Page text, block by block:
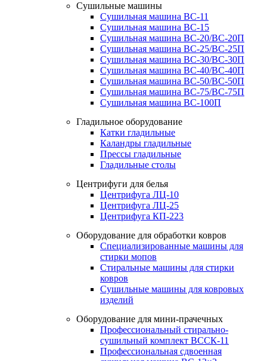
Сушильные машины
Сушильная машина ВС-11
Сушильная машина ВС-15
Сушильная машина ВС-20/ВС-20П
Сушильная машина ВС-25/ВС-25П
Сушильная машина ВС-30/ВС-30П
Сушильная машина ВС-40/ВС-40П
Сушильная машина ВС-50/ВС-50П
Сушильная машина ВС-75/ВС-75П
Сушильная машина ВС-100П
Гладильное оборудование
Катки гладильные
Каландры гладильные
Прессы гладильные
Гладильные столы
Центрифуги для белья
Центрифуга ЛЦ-10
Центрифуга ЛЦ-25
Центрифуга КП-223
Оборудование для обработки ковров
Специализированные машины для
стирки мопов
Стиральные машины для стирки
ковров
Сушильные машины для ковровых
изделий
Оборудование для мини-прачечных
Профессиональный стирально-
сушильный комплект ВССК-11
Профессиональная сдвоенная